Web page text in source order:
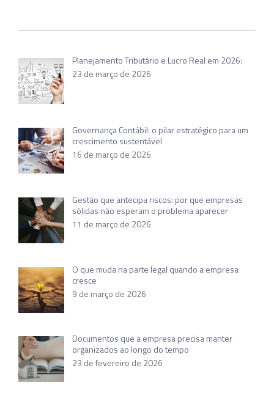
Planejamento Tributário e Lucro Real em 2026:
23 de março de 2026
Governança Contábil: o pilar estratégico para um
crescimento sustentável
16 de março de 2026
Gestão que antecipa riscos: por que empresas
sólidas não esperam o problema aparecer
11 de março de 2026
O que muda na parte legal quando a empresa
cresce
9 de março de 2026
Documentos que a empresa precisa manter
organizados ao longo do tempo
23 de fevereiro de 2026